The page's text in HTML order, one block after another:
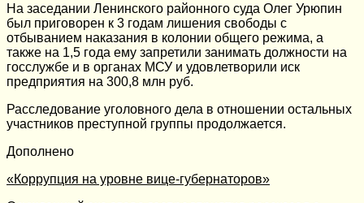
На заседании Ленинского районного суда Олег Урюпин
был приговорен к 3 годам лишения свободы с
отбыванием наказания в колонии общего режима, а
также на 1,5 года ему запретили занимать должности на
госслужбе и в органах МСУ и удовлетворили иск
предприятия на 300,8 млн руб.
Расследование уголовного дела в отношении остальных
участников преступной группы продолжается.
Дополнено
«Коррупция на уровне вице-губернаторов»